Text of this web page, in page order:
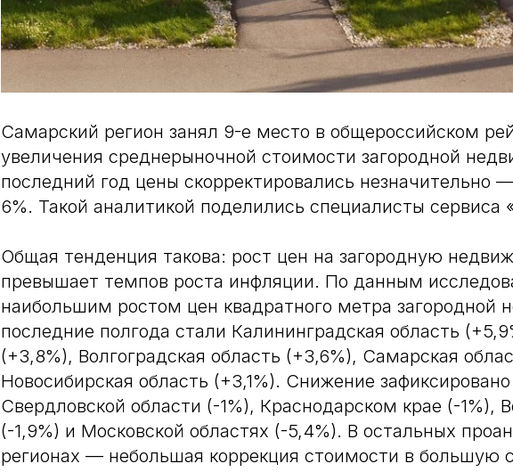
Самарский регион занял 9-е место в общероссийском
увеличения среднерыночной стоимости загородной
последний год цены скорректировались незначительно
6%. Такой аналитикой поделились специалисты сервиса
Общая тенденция такова: рост цен на загородную
превышает темпов роста инфляции. По данным
наибольшим ростом цен квадратного метра загородной
последние полгода стали Калининградская область
(+3,8%), Волгоградская область (+3,6%), Самарская
Новосибирская область (+3,1%). Снижение зафиксировано
Свердловской области (-1%), Краснодарском крае (-1%),
(-1,9%) и Московской областях (-5,4%). В остальных
регионах — небольшая коррекция стоимости в большую